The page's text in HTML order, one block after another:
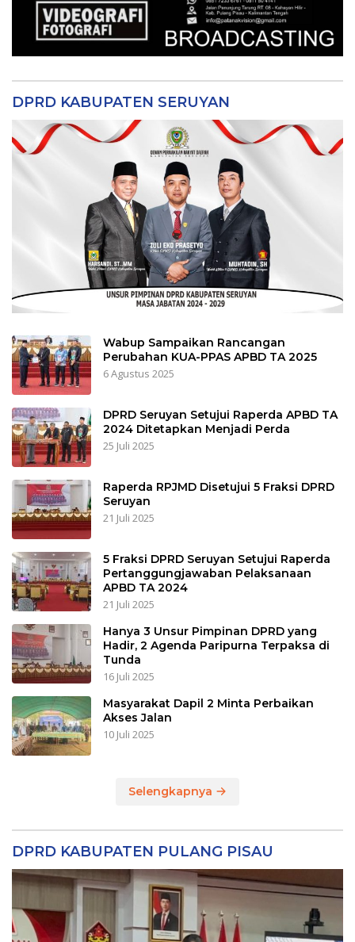
DPRD KABUPATEN SERUYAN
Wabup Sampaikan Rancangan
Perubahan KUA-PPAS APBD TA 2025
6 Agustus 2025
DPRD Seruyan Setujui Raperda APBD TA
2024 Ditetapkan Menjadi Perda
25 Juli 2025
Raperda RPJMD Disetujui 5 Fraksi DPRD
Seruyan
21 Juli 2025
5 Fraksi DPRD Seruyan Setujui Raperda
Pertanggungjawaban Pelaksanaan
APBD TA 2024
21 Juli 2025
Hanya 3 Unsur Pimpinan DPRD yang
Hadir, 2 Agenda Paripurna Terpaksa di
Tunda
16 Juli 2025
Masyarakat Dapil 2 Minta Perbaikan
Akses Jalan
10 Juli 2025
Selengkapnya
DPRD KABUPATEN PULANG PISAU